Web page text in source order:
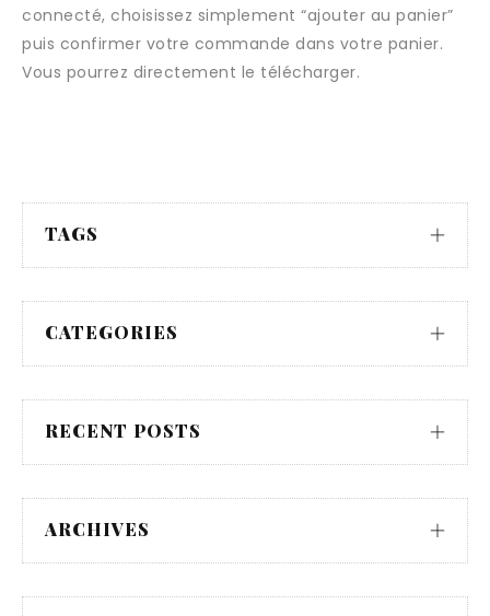
connecté, choisissez simplement “ajouter au panier”
puis confirmer votre commande dans votre panier.
Vous pourrez directement le télécharger.
TAGS
CATEGORIES
RECENT POSTS
ARCHIVES